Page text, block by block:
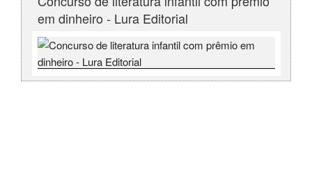
em dinheiro - Lura Editorial